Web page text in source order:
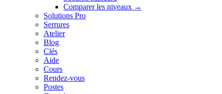
Comparer les niveaux →
Solutions Pro
Serrures
Atelier
Blog
Clés
Aide
Cours
Rendez-vous
Postes